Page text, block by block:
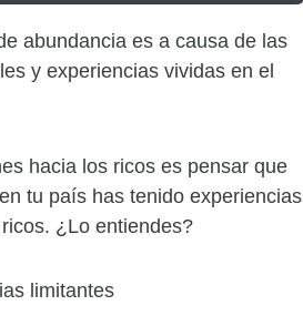
abundancia es a causa de las
y experiencias vividas en el
hacia los ricos es pensar que
tu país has tenido experiencias
¿Lo entiendes?
limitantes